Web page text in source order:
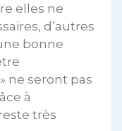
elles ne
d’autres
bonne
ne seront pas
à
très